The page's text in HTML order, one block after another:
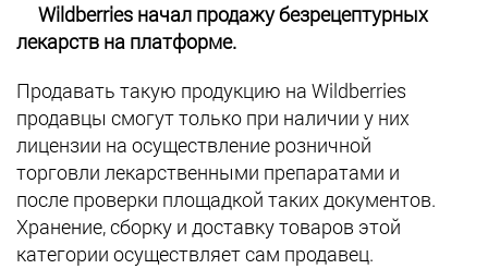
Wildberries начал продажу безрецептурных
лекарств на платформе.
Продавать такую продукцию на Wildberries
продавцы смогут только при наличии у них
лицензии на осуществление розничной
торговли лекарственными препаратами и
после проверки площадкой таких документов.
Хранение, сборку и доставку товаров этой
категории осуществляет сам продавец.